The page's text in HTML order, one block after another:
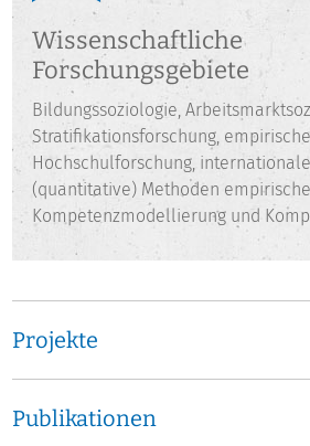
Fähigkeiten“ an der Entwicklung
Testinstruments zur direkten Erfassung
kommunikativen
Wissenschaftliche
Forschungsgebiete
Bildungssoziologie,
Stratifikationsforschung, empirische
Hochschulforschung,
(quantitative) Methoden
Kompetenzmodellierung und
Projekte
Publikationen